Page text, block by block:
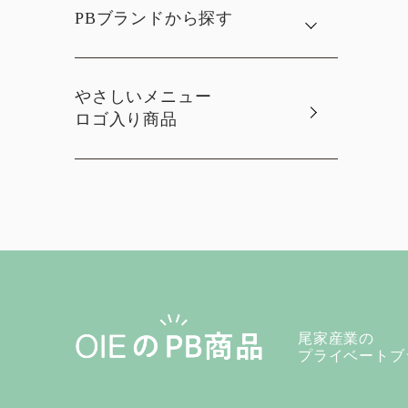
PBブランドから探す
やさしいメニュー
ロゴ入り商品
尾家産業の
プライベート